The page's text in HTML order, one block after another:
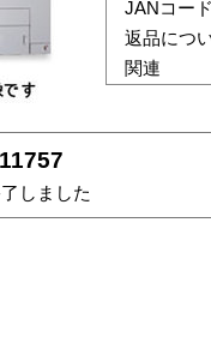
JANコード
返品につ
関連
しました